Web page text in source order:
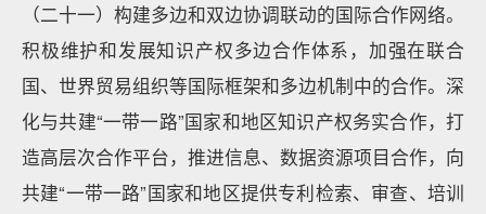
（二十一）构建多边和双边协调联动的国际合作网络。
积极维护和发展知识产权多边合作体系，加强在联合
国、世界贸易组织等国际框架和多边机制中的合作。深
化与共建“一带一路”国家和地区知识产权务实合作，打
造高层次合作平台，推进信息、数据资源项目合作，向
共建“一带一路”国家和地区提供专利检索、审查、培训